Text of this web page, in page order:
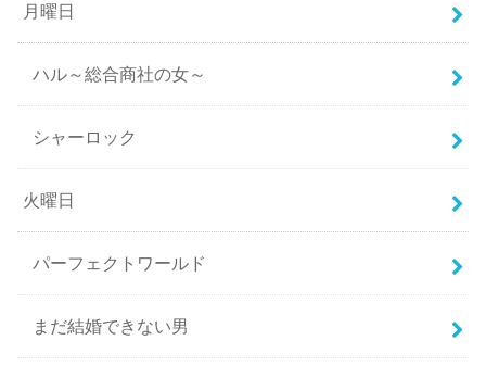
月曜日
ハル～総合商社の女～
シャーロック
火曜日
パーフェクトワールド
まだ結婚できない男